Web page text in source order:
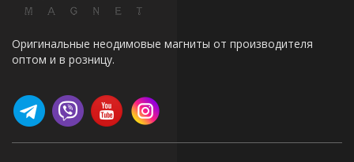
Оригинальные неодимовые магниты от производителя
оптом и в розницу.